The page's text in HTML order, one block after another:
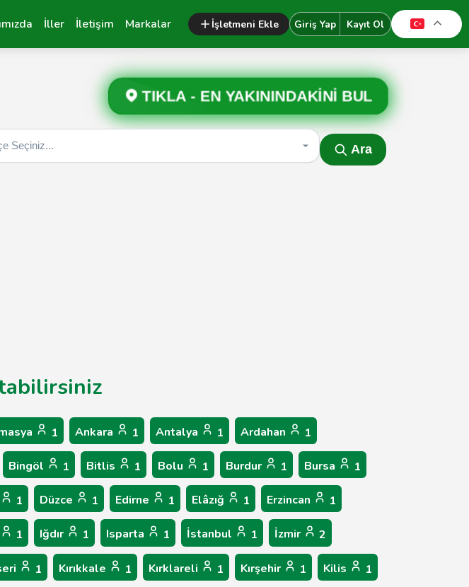
İller İletişim Markalar İşletmeni Ekle Giriş Yap Kayıt Ol
TIKLA - EN YAKININDAKİNİ BUL
Ara
1 Ankara 1 Antalya 1 Ardahan 1
Bingöl 1 Bitlis 1 Bolu 1 Burdur 1 Bursa 1
1 Düzce 1 Edirne 1 Elâzığ 1 Erzincan 1
1 Iğdır 1 Isparta 1 İstanbul 1 İzmir 2
1 Kırıkkale 1 Kırklareli 1 Kırşehir 1 Kilis 1